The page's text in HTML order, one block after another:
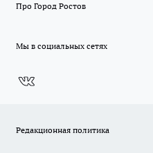
Про Город Ростов
Мы в социальных сетях
Редакционная политика